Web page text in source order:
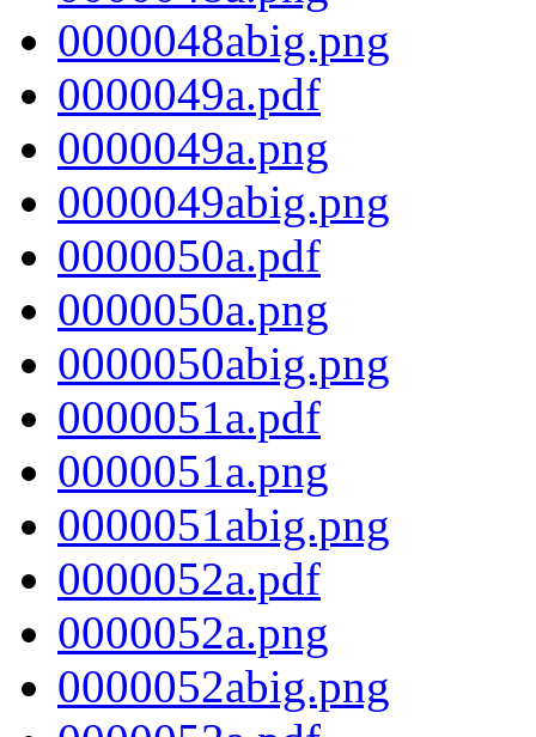
0000048abig.png
0000049a.pdf
0000049a.png
0000049abig.png
0000050a.pdf
0000050a.png
0000050abig.png
0000051a.pdf
0000051a.png
0000051abig.png
0000052a.pdf
0000052a.png
0000052abig.png